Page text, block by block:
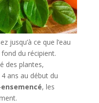
jusqu’à ce que l’eau
du récipient.
des plantes,
ans au début du
, les